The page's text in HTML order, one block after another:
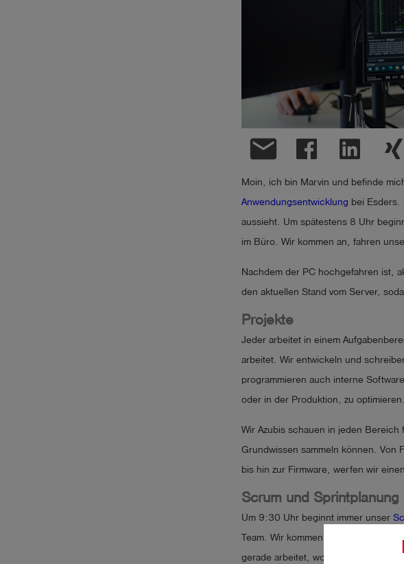
email
Moin, ich bin Marvin und befinde
Anwendungsentwicklung bei Esders.
aussieht. Um spätestens 8 Uhr
im Büro. Wir kommen an, fahren
Nachdem der PC hochgefahren ist,
den aktuellen Stand vom Server,
Projekte
Jeder arbeitet in einem
arbeitet. Wir entwickeln und
programmieren auch interne
oder in der Produktion, zu optimieren.
Wir Azubis schauen in jeden
Grundwissen sammeln können. Von
bis hin zur Firmware, werfen wir
Scrum und Sprintplanung
Um 9:30 Uhr beginnt immer unser
Team. Wir kommen alle in einem
gerade arbeitet, wo Probleme oder